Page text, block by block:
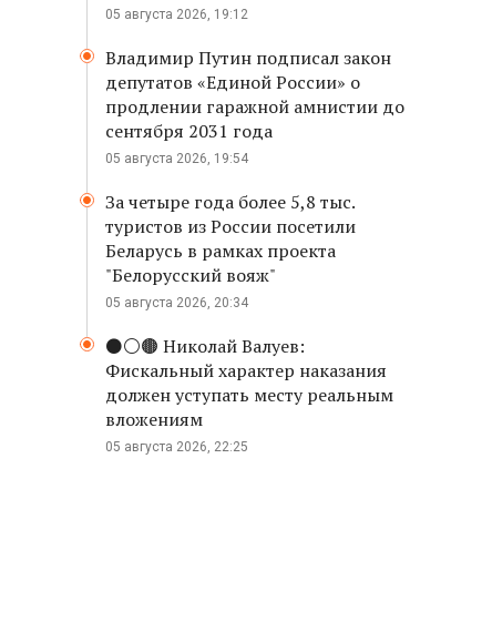
05 августа 2026, 19:12
Владимир Путин подписал закон
депутатов «Единой России» о
продлении гаражной амнистии до
сентября 2031 года
05 августа 2026, 19:54
За четыре года более 5,8 тыс.
туристов из России посетили
Беларусь в рамках проекта
"Белорусский вояж"
05 августа 2026, 20:34
⚫️⚪️🟤 Николай Валуев:
Фискальный характер наказания
должен уступать месту реальным
вложениям
05 августа 2026, 22:25